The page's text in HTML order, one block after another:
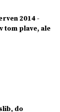
2014 -
tom plave, ale
do